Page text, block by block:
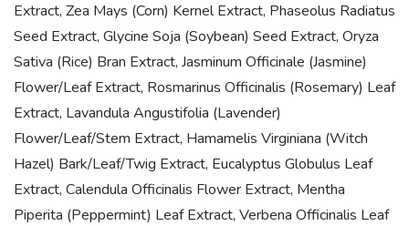
Extract, Zea Mays (Corn) Kernel Extract, Phaseolus Radiatus
Seed Extract, Glycine Soja (Soybean) Seed Extract, Oryza
Sativa (Rice) Bran Extract, Jasminum Officinale (Jasmine)
Flower/Leaf Extract, Rosmarinus Officinalis (Rosemary) Leaf
Extract, Lavandula Angustifolia (Lavender)
Flower/Leaf/Stem Extract, Hamamelis Virginiana (Witch
Hazel) Bark/Leaf/Twig Extract, Eucalyptus Globulus Leaf
Extract, Calendula Officinalis Flower Extract, Mentha
Piperita (Peppermint) Leaf Extract, Verbena Officinalis Leaf